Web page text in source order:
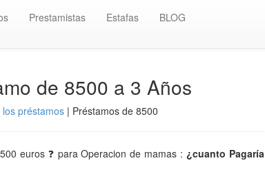
Prestamistas Estafas BLOG
de 8500 a 3 Años
préstamos | Préstamos de 8500
euros ❓ para Operacion de mamas :¿cuanto Pagaría